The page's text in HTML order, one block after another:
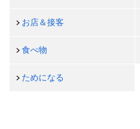
お店＆接客
食べ物
ためになる